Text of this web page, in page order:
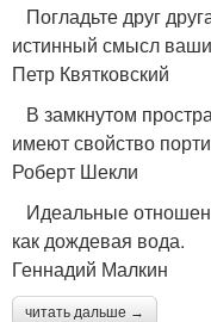
Погладьте друг
истинный смысл
Петр Квятковский
В замкнутом
имеют свойство
Роберт Шекли
Идеальные
как дождевая вода.
Геннадий Малкин
читать дальше →